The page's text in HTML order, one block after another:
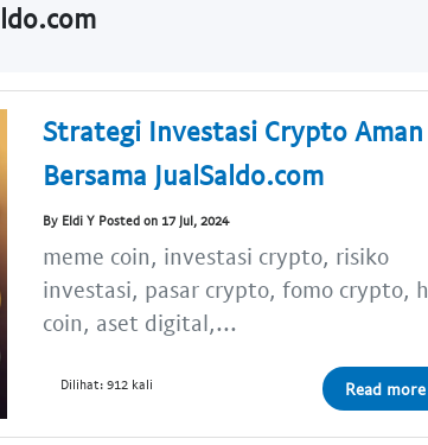
Strategi Investasi Crypto Aman
Bersama JualSaldo.com
By Eldi Y Posted on 17 Jul, 2024
meme coin, investasi crypto, risiko
investasi, pasar crypto, fomo crypto,
coin, aset digital,...
Dilihat: 912 kali Read